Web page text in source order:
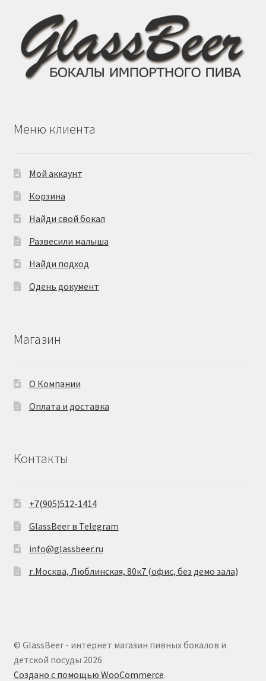
Меню клиента
Мой аккаунт
Корзина
Найди свой бокал
Развесили малыша
Найди подход
Одень документ
Магазин
О Компании
Оплата и доставка
Контакты
+7(905)512-1414
GlassBeer в Telegram
info@glassbeer.ru
г.Москва, Люблинская, 80к7 (офис, без демо зала)
© GlassBeer - интернет магазин пивных бокалов и
детской посуды 2026
Создано с помощью WooCommerce.